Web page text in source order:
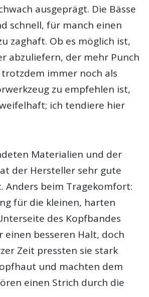
ausgeprägt. Die Bässe
schnell, für manch einen
zaghaft. Ob es möglich ist,
abzuliefern, der mehr Punch
immer noch als
zu empfehlen ist,
ich tendiere hier
Materialien und der
der Hersteller sehr gute
Anders beim Tragekomfort:
für die kleinen, harten
des Kopfbandes
einen besseren Halt, doch
Zeit pressten sie stark
und machten dem
einen Strich durch die